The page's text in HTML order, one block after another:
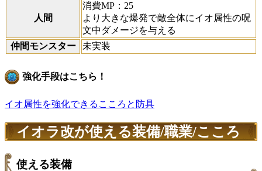
人間
消費MP：25
より大きな爆発で敵全体にイオ属性の呪
文中ダメージを与える
仲間モンスター
未実装
強化手段はこちら！
イオ属性を強化できるこころと防具
イオラ改が使える装備/職業/こころ
使える装備